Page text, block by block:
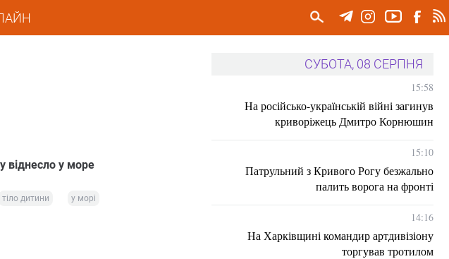
віднесло у море
тіло дитини у морі
СУБОТА, 08 СЕРПНЯ
15:58
На російсько-українській війні загинув
криворіжець Дмитро Корнюшин
15:10
Патрульний з Кривого Рогу безжально
палить ворога на фронті
14:16
На Харківщині командир артдивізіону
торгував тротилом